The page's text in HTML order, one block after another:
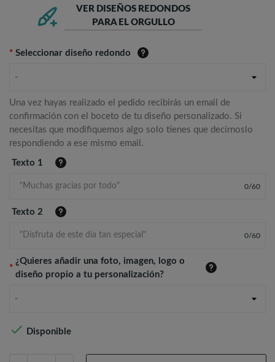
VER DISEÑOS REDONDOS
PARA EL ORGULLO
* Seleccionar diseño redondo
-
Una vez hayas realizado el pedido recibirás un email de
confirmación con el boceto de tu diseño personalizado. Si
necesitas que modifiquemos algo solo tienes que decírnoslo
respondiendo a ese mismo email.
Texto 1
0/60
Texto 2
0/60
*
¿Quieres añadir una foto, imagen, logo o
diseño propio a tu personalización?
-
 Disponible